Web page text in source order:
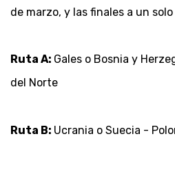
de marzo, y las finales a un
Ruta A: Gales o Bosnia y
del Norte
Ruta B: Ucrania o Suecia -